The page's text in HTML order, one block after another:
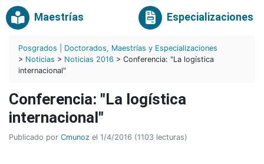
Maestrías Especializaciones
Posgrados | Doctorados, Maestrías y Especializaciones
> Noticias > Noticias 2016 > Conferencia: "La logística
internacional"
Conferencia: "La logística
internacional"
Publicado por Cmunoz el 1/4/2016 (1103 lecturas)